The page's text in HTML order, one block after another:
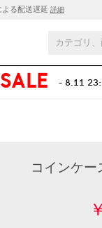
よる配送遅延 詳細
- 8.11
コインケー